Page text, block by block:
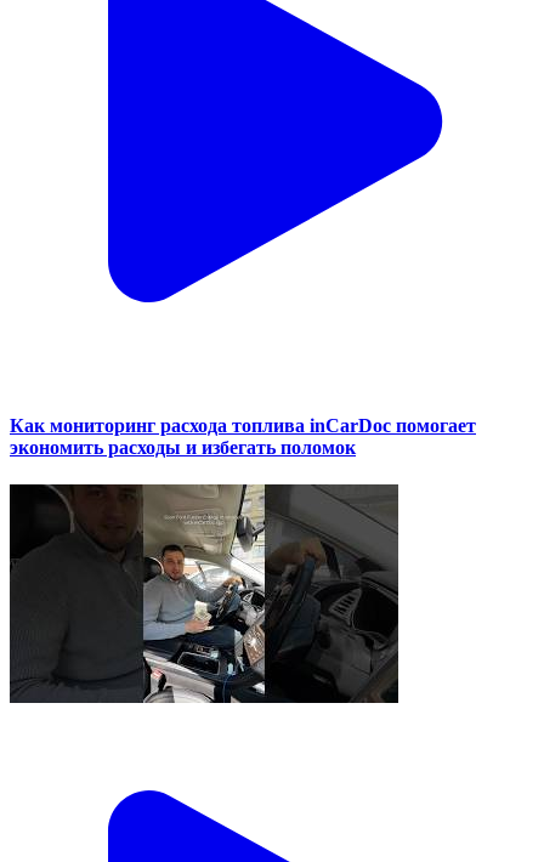
Как мониторинг расхода топлива inCarDoc помогает
экономить расходы и избегать поломок